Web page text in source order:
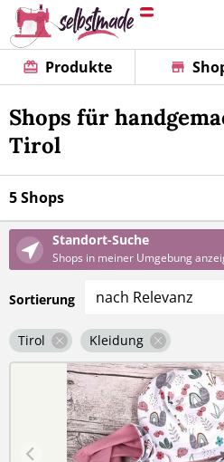
Produkte
Shops für
Tirol
5 Shops
Standort-Suche
Shops in meiner Umgebung
Sortierung nach Relevanz
Tirol Kleidung